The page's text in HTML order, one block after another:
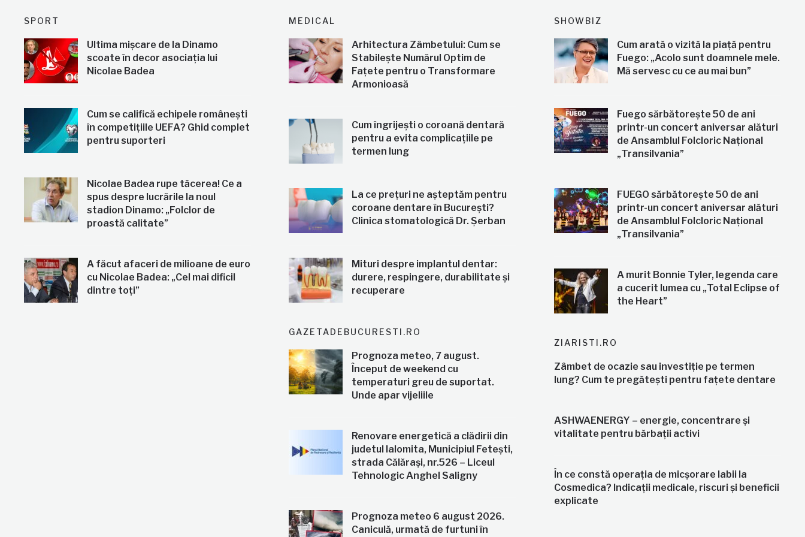
SPORT
Ultima mișcare de la Dinamo
scoate în decor asociația lui
Nicolae Badea
Cum se califică echipele românești
în competițiile UEFA? Ghid complet
pentru suporteri
Nicolae Badea rupe tăcerea! Ce a
spus despre lucrările la noul
stadion Dinamo: „Folclor de
proastă calitate”
A făcut afaceri de milioane de euro
cu Nicolae Badea: „Cel mai dificil
dintre toți”
MEDICAL
Arhitectura Zâmbetului: Cum se
Stabilește Numărul Optim de
Fațete pentru o Transformare
Armonioasă
Cum îngrijești o coroană dentară
pentru a evita complicațiile pe
termen lung
La ce prețuri ne așteptăm pentru
coroane dentare în București?
Clinica stomatologică Dr. Șerban
Mituri despre implantul dentar:
durere, respingere, durabilitate și
recuperare
GAZETADEBUCURESTI.RO
Prognoza meteo, 7 august.
Început de weekend cu
temperaturi greu de suportat.
Unde apar vijeliile
Renovare energetică a clădirii din
judetul Ialomita, Municipiul Fetești,
strada Călărași, nr.526 – Liceul
Tehnologic Anghel Saligny
Prognoza meteo 6 august 2026.
Caniculă, urmată de furtuni în
SHOWBIZ
Cum arată o vizită la piață pentru
Fuego: „Acolo sunt doamnele mele.
Mă servesc cu ce au mai bun”
Fuego sărbătorește 50 de ani
printr-un concert aniversar alături
de Ansamblul Folcloric Național
„Transilvania”
FUEGO sărbătorește 50 de ani
printr-un concert aniversar alături
de Ansamblul Folcloric Național
„Transilvania”
A murit Bonnie Tyler, legenda care
a cucerit lumea cu „Total Eclipse of
the Heart”
ZIARISTI.RO
Zâmbet de ocazie sau investiție pe termen
lung? Cum te pregătești pentru fațete dentare
ASHWAENERGY – energie, concentrare și
vitalitate pentru bărbații activi
În ce constă operația de micșorare labii la
Cosmedica? Indicații medicale, riscuri și beneficii
explicate